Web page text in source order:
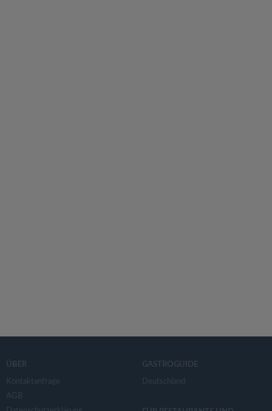
ÜBER
Kontaktanfrage
AGB
GASTROGUIDE
Deutschland